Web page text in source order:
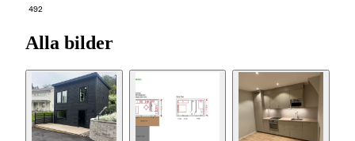
492
Alla bilder